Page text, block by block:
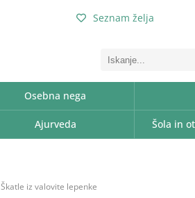
Seznam želja
Osebna nega
Ajurveda Šola in
Škatle iz valovite lepenke